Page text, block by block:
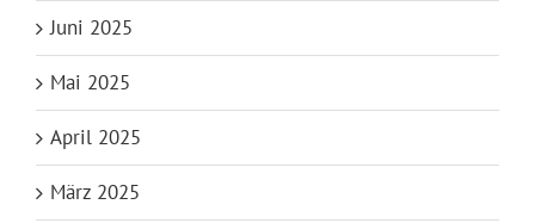
Juni 2025
Mai 2025
April 2025
März 2025